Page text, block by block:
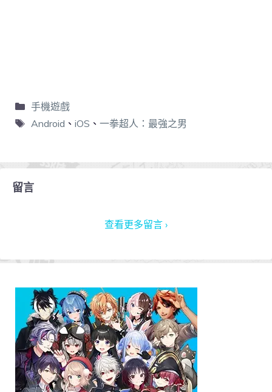
手機遊戲
Android 、 iOS 、 一拳超人：最強之男
留言
查看更多留言 ›